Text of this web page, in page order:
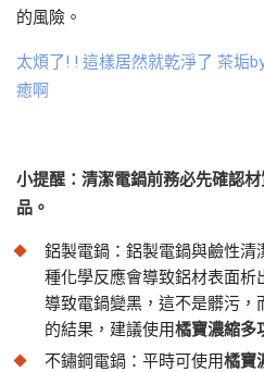
的風險。
太煩了! ! 這樣居然就乾淨了 茶垢
癒啊
小提醒：清潔電鍋前務必先確認
品。
鋁製電鍋：鋁製電鍋與鹼性清
種化學反應會導致鋁材表面析
導致電鍋變黑，這不是髒污，
的結果，建議使用橘寶濃縮多
不鏽鋼電鍋：平時可使用橘寶